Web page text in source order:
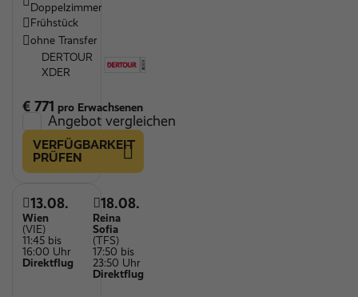
Doppelzimmer
Frühstück
ohne Transfer
DERTOUR
XDER
€ 771 pro Erwachsenen
Angebot vergleichen
VERFÜGBARKEIT
PRÜFEN
13.08.
Wien
(VIE)
11:45 bis
16:00 Uhr
Direktflug
18.08.
Reina
Sofia
(TFS)
17:50 bis
23:50 Uhr
Direktflug